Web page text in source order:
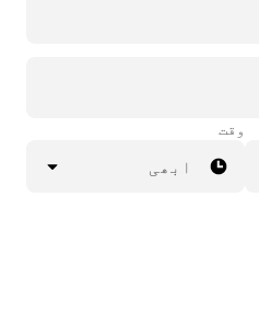
وقت
ابھی